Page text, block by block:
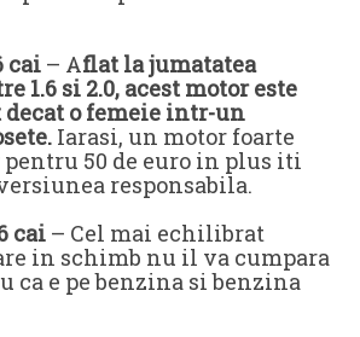
cai – Aflat la jumatatea
1.6 si 2.0, acest motor este
o femeie intr-un
Iarasi, un motor foarte
50 de euro in plus iti
responsabila.
cai – Cel mai echilibrat
in schimb nu il va cumpara
ca e pe benzina si benzina